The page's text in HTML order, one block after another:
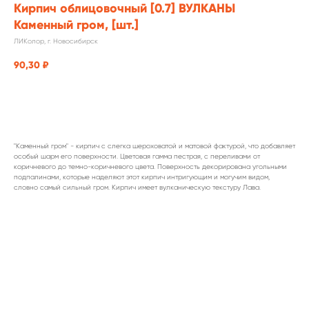
Кирпич облицовочный [0.7] ВУЛКАНЫ
Каменный гром, [шт.]
ЛИКолор, г. Новосибирск
90,30 ₽
"Каменный гром" - кирпич с слегка шероховатой и матовой фактурой, что добавляет
особый шарм его поверхности. Цветовая гамма пестрая, с переливами от
коричневого до темно-коричневого цвета. Поверхность декорирована угольными
подпалинами, которые наделяют этот кирпич интригующим и могучим видом,
словно самый сильный гром. Кирпич имеет вулканическую текстуру Лава.